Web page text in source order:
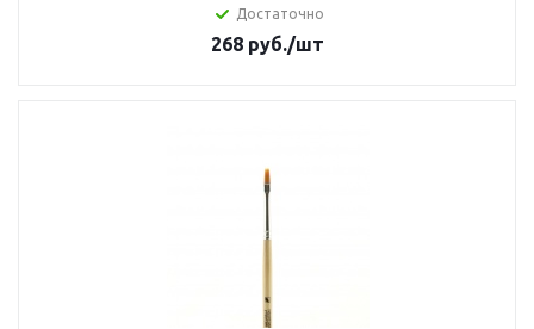
Достаточно
268 руб./шт